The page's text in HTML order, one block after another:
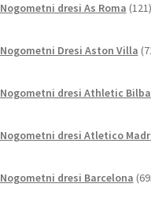
Nogometni dresi As Roma 121
Nogometni Dresi Aston Villa
Nogometni dresi Athletic
Nogometni dresi Atletico
Nogometni dresi Barcelona